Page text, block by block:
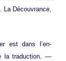
La Découvrance,
est dans l’en-
la traduction. —